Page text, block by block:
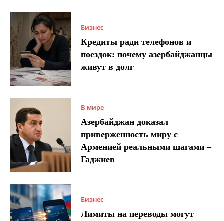
Бизнес
Кредиты ради телефонов и
поездок: почему азербайджанцы
живут в долг
В мире
Азербайджан доказал
приверженность миру с
Арменией реальными шагами –
Гаджиев
Бизнес
Лимиты на переводы могут